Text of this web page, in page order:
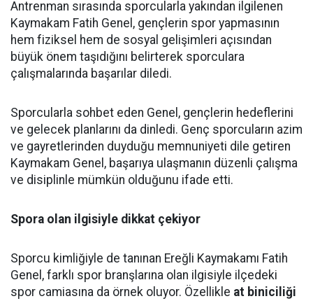
Antrenman sırasında sporcularla yakından ilgilenen
Kaymakam Fatih Genel, gençlerin spor yapmasının
hem fiziksel hem de sosyal gelişimleri açısından
büyük önem taşıdığını belirterek sporculara
çalışmalarında başarılar diledi.
Sporcularla sohbet eden Genel, gençlerin hedeflerini
ve gelecek planlarını da dinledi. Genç sporcuların azim
ve gayretlerinden duyduğu memnuniyeti dile getiren
Kaymakam Genel, başarıya ulaşmanın düzenli çalışma
ve disiplinle mümkün olduğunu ifade etti.
Spora olan ilgisiyle dikkat çekiyor
Sporcu kimliğiyle de tanınan Ereğli Kaymakamı Fatih
Genel, farklı spor branşlarına olan ilgisiyle ilçedeki
spor camiasına da örnek oluyor. Özellikle at biniciliği